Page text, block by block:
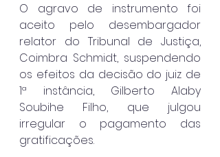
O agravo de instrumento foi
aceito pelo desembargador
relator do Tribunal de Justiça,
Coimbra Schmidt, suspendendo
os efeitos da decisão do juiz de
1ª instância, Gilberto Alaby
Soubihe Filho, que julgou
irregular o pagamento das
gratificações.